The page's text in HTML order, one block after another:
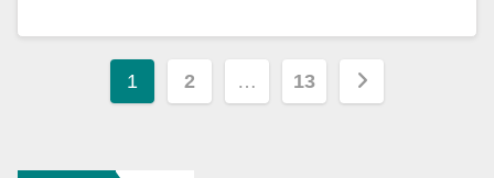
Posts
1 2 … 13